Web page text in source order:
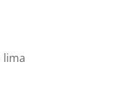
lima